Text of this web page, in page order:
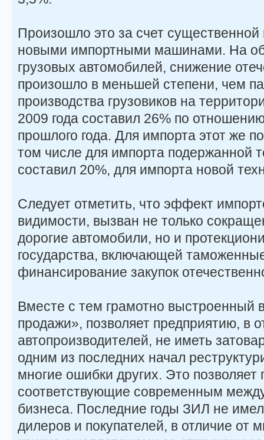
Произошло это за счет
новыми импортными машинами. На
грузовых автомобилей, снижение
произошло в меньшей степени, чем
производства грузовиков на
2009 года составил 26% по
прошлого года. Для импорта этот же
том числе для импорта подержанной
составил 20%, для импорта новой
Следует отметить, что эффект
видимости, вызван не только
дорогие автомобили, но и
государства, включающей
финансирование закупок
Вместе с тем грамотно выстроенный
продажи», позволяет предприятию, в
автопроизводителей, не иметь
одним из последних начал
многие ошибки других. Это позволяет
соответствующие современным
бизнеса. Последние годы ЗИЛ не
дилеров и покупателей, в отличие от